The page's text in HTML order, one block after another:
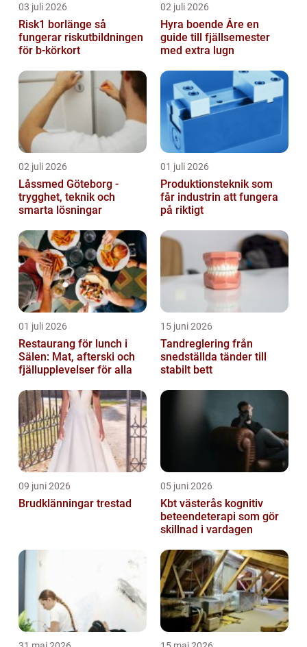
03 juli 2026
Risk1 borlänge så
fungerar riskutbildningen
för b-körkort
02 juli 2026
Hyra boende Åre en
guide till fjällsemester
med extra lugn
02 juli 2026
Låssmed Göteborg -
trygghet, teknik och
smarta lösningar
01 juli 2026
Produktionsteknik som
får industrin att fungera
på riktigt
01 juli 2026
Restaurang för lunch i
Sälen: Mat, afterski och
fjällupplevelser för alla
15 juni 2026
Tandreglering från
snedställda tänder till
stabilt bett
09 juni 2026
Brudklänningar trestad
05 juni 2026
Kbt västerås kognitiv
beteendeterapi som gör
skillnad i vardagen